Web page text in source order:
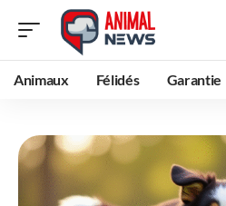
Animaux Félidés Garantie